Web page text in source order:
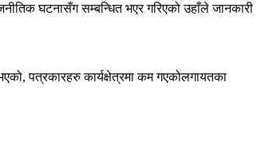
घटनासँग सम्बन्धित भएर गरिएको उहाँले जानकारी
पत्रकारहरु कार्यक्षेत्रमा कम गएकोलगायतका